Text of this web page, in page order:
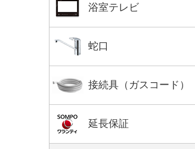
浴室テレビ
蛇口
接続具（ガスコード）
延長保証